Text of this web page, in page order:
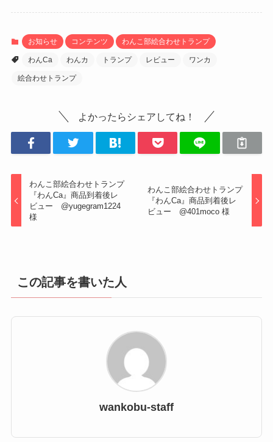
お知らせ コンテンツ わんこ部絵合わせトランプ
わんCa わんカ トランプ レビュー ワンカ
絵合わせトランプ
よかったらシェアしてね！
わんこ部絵合わせトランプ
『わんCa』商品到着後レ
ビュー @yugegram1224
様
わんこ部絵合わせトランプ
『わんCa』商品到着後レ
ビュー @401moco 様
この記事を書いた人
wankobu-staff